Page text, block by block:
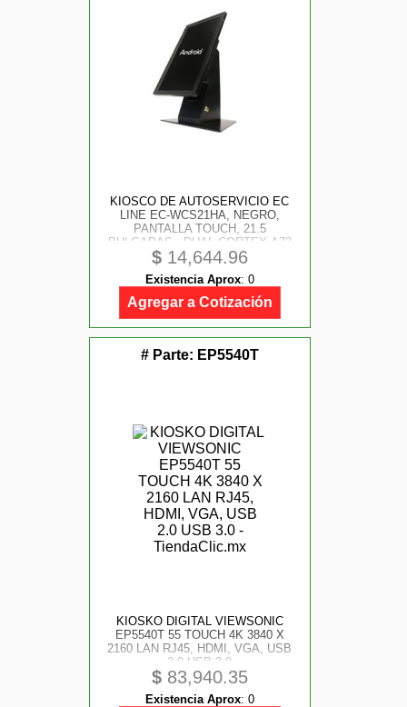
KIOSCO DE AUTOSERVICIO EC
LINE EC-WCS21HA, NEGRO,
PANTALLA TOUCH, 21.5
PULGADAS , DUAL CORTEX-A72
QUAD CORTEX-A53, 64 BIT CPU ,
4GB RAM, 32GB , ANDROID 7.1
(SIN BASE)
$ 14,644.96
Existencia Aprox: 0
Agregar a Cotización
# Parte: EP5540T
KIOSKO DIGITAL VIEWSONIC
EP5540T 55 TOUCH 4K 3840 X
2160 LAN RJ45, HDMI, VGA, USB
2.0 USB 3.0
$ 83,940.35
Existencia Aprox: 0